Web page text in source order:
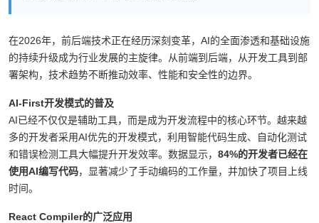
在2026年，前后端技术正在经历深刻变革，AI的全面渗透和基础设施
的持续升级成为行业发展的主旋律。从前端到后端，从开发工具到部
AI-First开发模式的普及
AI已经不仅仅是辅助工具，而是成为开发流程中的核心环节。越来越
多的开发者采用AI优先的开发模式，利用智能代码生成、自动化测试
和错误检测工具大幅提升开发效率。数据显示，84%的开发者已经在
使用AI编写代码